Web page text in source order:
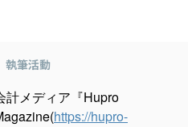
執筆活動
計メディア『Hupro
https://hupro-